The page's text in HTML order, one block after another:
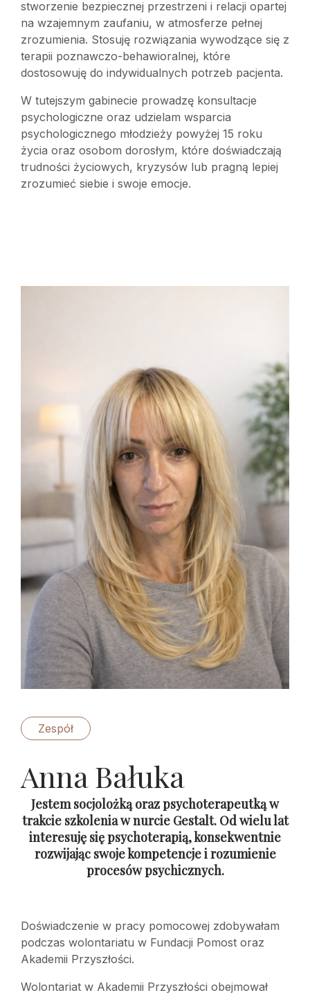
stworzenie bezpiecznej przestrzeni i relacji opartej
na wzajemnym zaufaniu, w atmosferze pełnej
zrozumienia. Stosuję rozwiązania wywodzące się z
terapii poznawczo-behawioralnej, które
dostosowuję do indywidualnych potrzeb pacjenta.
W tutejszym gabinecie prowadzę konsultacje
psychologiczne oraz udzielam wsparcia
psychologicznego młodzieży powyżej 15 roku
życia oraz osobom dorosłym, które doświadczają
trudności życiowych, kryzysów lub pragną lepiej
zrozumieć siebie i swoje emocje.
Zespół
Anna Bałuka
Jestem socjolożką oraz psychoterapeutką w
trakcie szkolenia w nurcie Gestalt. Od wielu lat
interesuję się psychoterapią, konsekwentnie
rozwijając swoje kompetencje i rozumienie
procesów psychicznych.
Doświadczenie w pracy pomocowej zdobywałam
podczas wolontariatu w Fundacji Pomost oraz
Akademii Przyszłości.
Wolontariat w Akademii Przyszłości obejmował